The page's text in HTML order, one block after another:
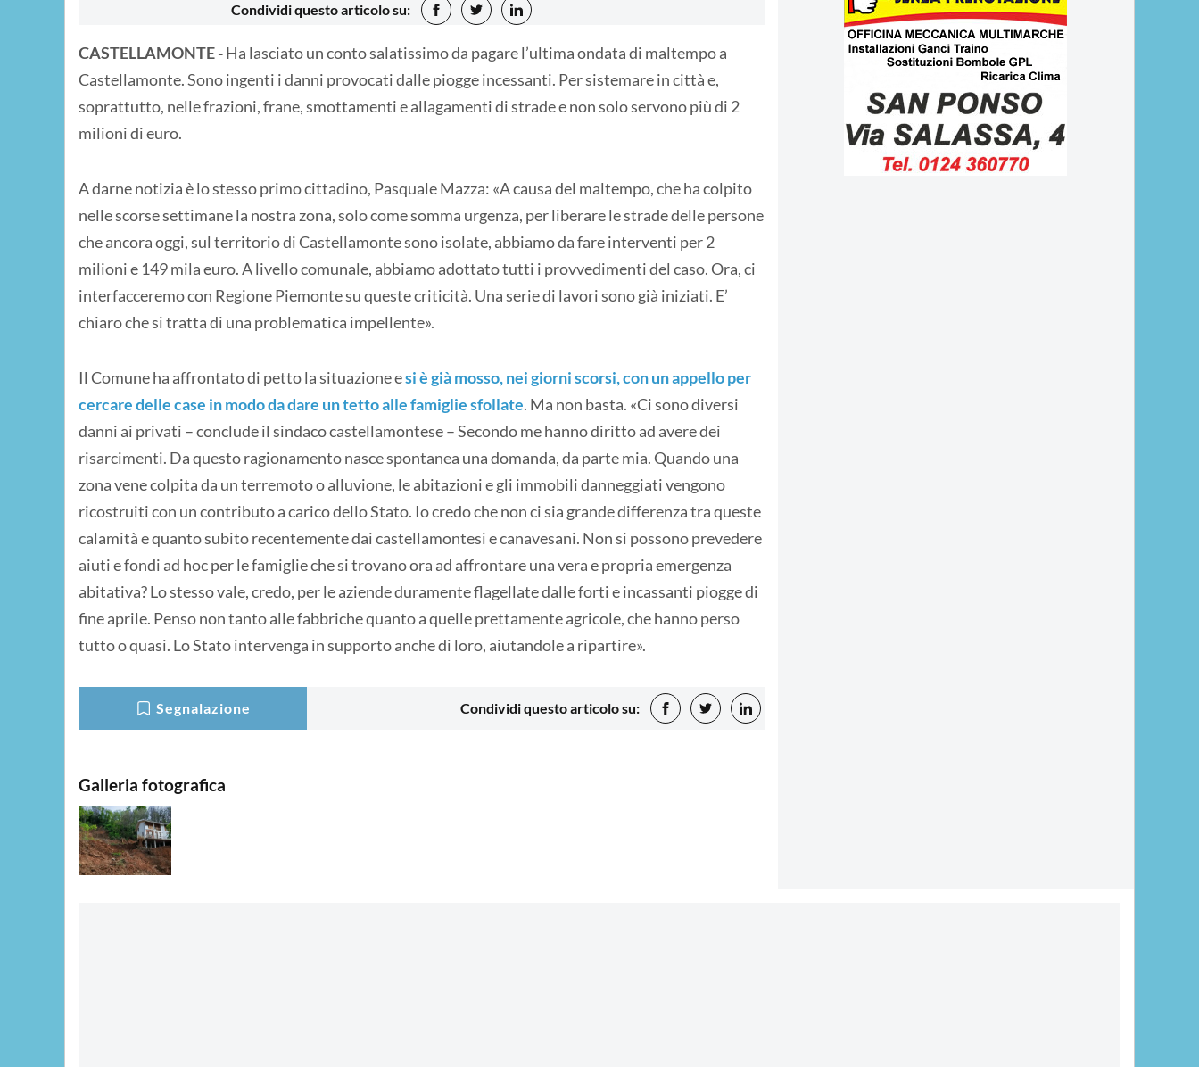
Condividi questo articolo su:
CASTELLAMONTE -Ha lasciato un conto salatissimo da pagare l’ultima ondata di maltempo a
Castellamonte. Sono ingenti i danni provocati dalle piogge incessanti. Per sistemare in città e,
soprattutto, nelle frazioni, frane, smottamenti e allagamenti di strade e non solo servono più di 2
milioni di euro.
A darne notizia è lo stesso primo cittadino, Pasquale Mazza: «A causa del maltempo, che ha colpito
nelle scorse settimane la nostra zona, solo come somma urgenza, per liberare le strade delle persone
che ancora oggi, sul territorio di Castellamonte sono isolate, abbiamo da fare interventi per 2
milioni e 149 mila euro. A livello comunale, abbiamo adottato tutti i provvedimenti del caso. Ora, ci
interfacceremo con Regione Piemonte su queste criticità. Una serie di lavori sono già iniziati. E’
chiaro che si tratta di una problematica impellente».
Il Comune ha affrontato di petto la situazione esi è già mosso, nei giorni scorsi, con un appello per
cercare delle case in modo da dare un tetto alle famiglie sfollate. Ma non basta. «Ci sono diversi
danni ai privati – conclude il sindaco castellamontese – Secondo me hanno diritto ad avere dei
risarcimenti. Da questo ragionamento nasce spontanea una domanda, da parte mia. Quando una
zona vene colpita da un terremoto o alluvione, le abitazioni e gli immobili danneggiati vengono
ricostruiti con un contributo a carico dello Stato. Io credo che non ci sia grande differenza tra queste
calamità e quanto subito recentemente dai castellamontesi e canavesani. Non si possono prevedere
aiuti e fondi ad hoc per le famiglie che si trovano ora ad affrontare una vera e propria emergenza
abitativa? Lo stesso vale, credo, per le aziende duramente flagellate dalle forti e incassanti piogge di
fine aprile. Penso non tanto alle fabbriche quanto a quelle prettamente agricole, che hanno perso
tutto o quasi. Lo Stato intervenga in supporto anche di loro, aiutandole a ripartire».
Segnalazione Condividi questo articolo su:
Galleria fotografica